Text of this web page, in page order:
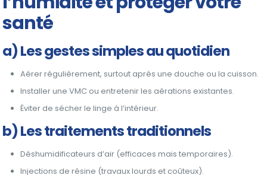
santé
a) Les gestes simples au quotidien
Aérer régulièrement, surtout après une douche ou la cuisson.
Installer une VMC ou entretenir les aérations existantes.
Éviter de sécher le linge à l’intérieur.
b) Les traitements traditionnels
Déshumidificateurs d’air (efficaces mais temporaires).
Injections de résine (travaux lourds et coûteux).